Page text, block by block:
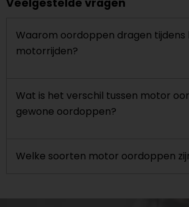
Veelgestelde vragen
Waarom oordoppen dragen tijdens
motorrijden?
Wat is het verschil tussen motor
gewone oordoppen?
Welke soorten motor oordoppen